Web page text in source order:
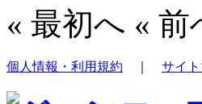
« 最初へ « 前
個人情報・利用規約 サイ